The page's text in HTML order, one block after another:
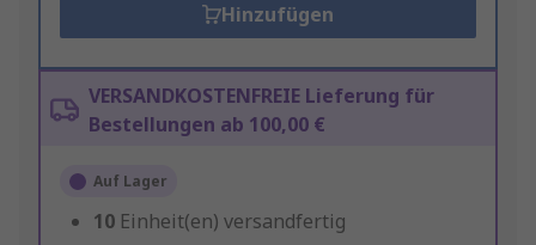
Hinzufügen
VERSANDKOSTENFREIE Lieferung für
Bestellungen ab 100,00 €
Auf Lager
10 Einheit(en) versandfertig